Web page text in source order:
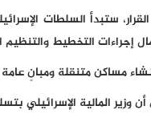
ستبدأ السلطات
إجراءات التخطيط والتنظيم
مساكن متنقلة ومبانٍ
أن وزير المالية الإسرائيلي